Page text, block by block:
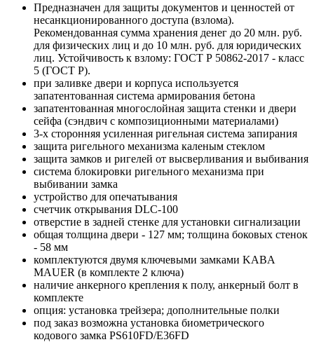
Предназначен для защиты документов и ценностей от
несанкционированного доступа (взлома).
Рекомендованная сумма хранения денег до 20 млн. руб.
для физических лиц и до 10 млн. руб. для юридических
лиц. Устойчивость к взлому: ГОСТ Р 50862-2017 - класс
5 (ГОСТ Р).
при заливке двери и корпуса используется
запатентованная система армирования бетона
запатентованная многослойная защита стенки и двери
сейфа (сэндвич с композиционными материалами)
3-х сторонняя усиленная ригельная система запирания
защита ригельного механизма каленым стеклом
защита замков и ригелей от высверливания и выбивания
система блокировки ригельного механизма при
выбивании замка
устройство для опечатывания
счетчик открывания DLC-100
отверстие в задней стенке для установки сигнализации
общая толщина двери - 127 мм; толщина боковых стенок
- 58 мм
комплектуются двумя ключевыми замками KABA
MAUER (в комплекте 2 ключа)
наличие анкерного крепления к полу, анкерный болт в
комплекте
опция: установка трейзера; дополнительные полки
под заказ возможна установка биометрического
кодового замка PS610FD/E36FD